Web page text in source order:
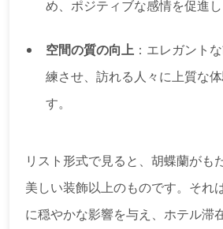
め、ポジティブな感情を促進し
空間の質の向上 ：エレガント
練させ、訪れる人々に上質な
す。
リスト形式で見ると、胡蝶蘭がも
美しい装飾以上のものです。それ
に穏やかな影響を与え、ホテル滞